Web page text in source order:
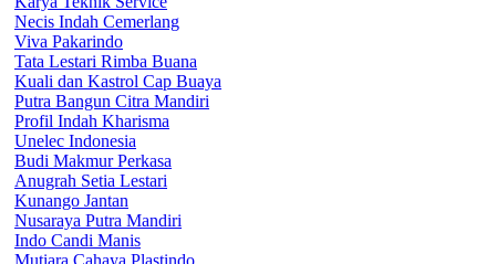
Necis Indah Cemerlang
Viva Pakarindo
Tata Lestari Rimba Buana
Kuali dan Kastrol Cap Buaya
Putra Bangun Citra Mandiri
Profil Indah Kharisma
Unelec Indonesia
Budi Makmur Perkasa
Anugrah Setia Lestari
Kunango Jantan
Nusaraya Putra Mandiri
Indo Candi Manis
Mutiara Cahaya Plastindo